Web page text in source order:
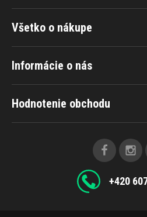
Všetko o nákupe
Informácie o nás
Hodnotenie obchodu
+420